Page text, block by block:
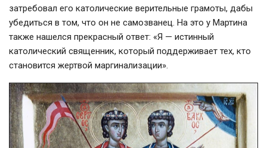
затребовал его католические верительные грамоты, дабы
убедиться в том, что он не самозванец. На это у Мартина
также нашелся прекрасный ответ: «Я — истинный
католический священник, который поддерживает тех, кто
становится жертвой маргинализации».